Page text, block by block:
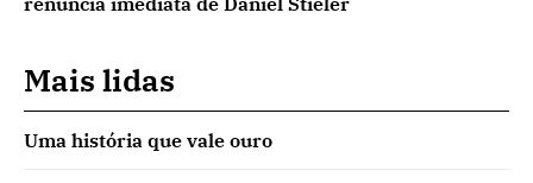
Mais lidas
Uma história que vale ouro